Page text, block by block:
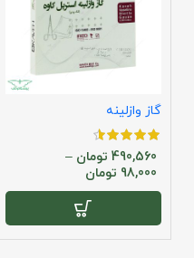
گاز وازلینه
490,560 تومان –
98,000 تومان